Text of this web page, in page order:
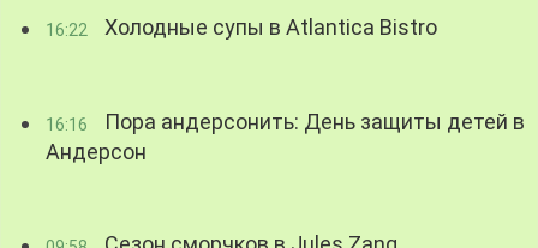
16:22 Холодные супы в Atlantica Bistro
16:16
Пора андерсонить: День защиты детей в
Андерсон